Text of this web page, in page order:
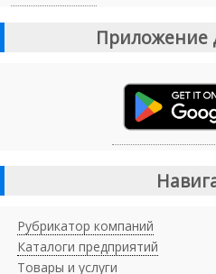
Приложение
Рубрикатор компаний
Каталоги предприятий
Товары и услуги